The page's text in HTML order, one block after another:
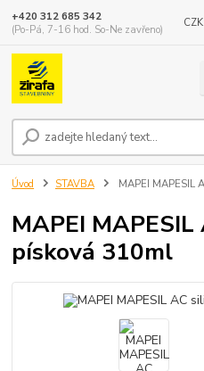
+420 312 685 342
(Po-Pá, 7-16 hod. So-Ne zavřeno)
Úvod STAVBA MAPEI MAPESIL
MAPEI
písková 310ml